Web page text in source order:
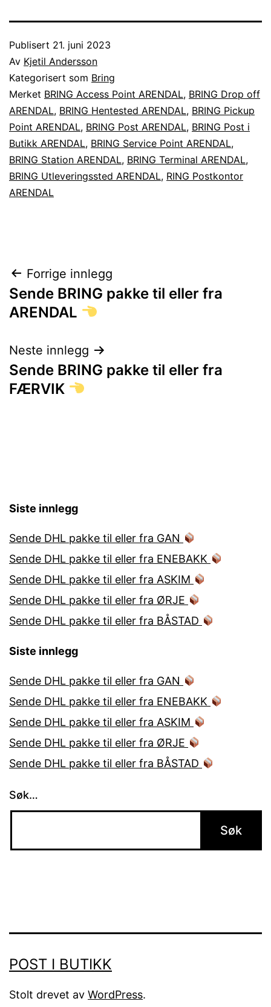
Publisert 21. juni 2023
Av Kjetil Andersson
Kategorisert som Bring
Merket BRING Access Point ARENDAL, BRING Drop off
ARENDAL, BRING Hentested ARENDAL, BRING Pickup
Point ARENDAL, BRING Post ARENDAL, BRING Post i
Butikk ARENDAL, BRING Service Point ARENDAL,
BRING Station ARENDAL, BRING Terminal ARENDAL,
BRING Utleveringssted ARENDAL, RING Postkontor
ARENDAL
Innleggsnavigasjon
Forrige innlegg
Sende BRING pakke til eller fra
ARENDAL
Neste innlegg
Sende BRING pakke til eller fra
FÆRVIK
Siste innlegg
Sende DHL pakke til eller fra GAN
Sende DHL pakke til eller fra ENEBAKK
Sende DHL pakke til eller fra ASKIM
Sende DHL pakke til eller fra ØRJE
Sende DHL pakke til eller fra BÅSTAD
Siste innlegg
Sende DHL pakke til eller fra GAN
Sende DHL pakke til eller fra ENEBAKK
Sende DHL pakke til eller fra ASKIM
Sende DHL pakke til eller fra ØRJE
Sende DHL pakke til eller fra BÅSTAD
Søk…
POST I BUTIKK
Stolt drevet av WordPress.